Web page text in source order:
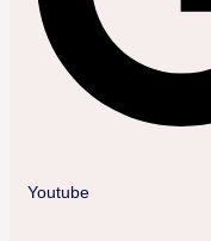
Youtube